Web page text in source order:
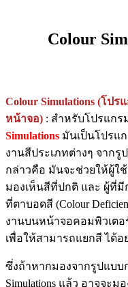
Colour
Colour Simulations (โปร
หน้าจอ) : สำหรับโปรแก
Simulations มันเป็นโปรแ
งานสีประเภทต่างๆ จาก
กล่าวคือ มันจะช่วยให้ผู้ใ
มองเห็นสีที่ปกติ และ ผู้ที่มี
ที่ตาบอดสี (Colour
งานบนหน้าจอคอมพิวเตอ
เพื่อให้สามารถแยกสี ได้อ
ซึ่งถ้าหากมองจากรูปแบบ
Simulations แล้ว อาจจะ